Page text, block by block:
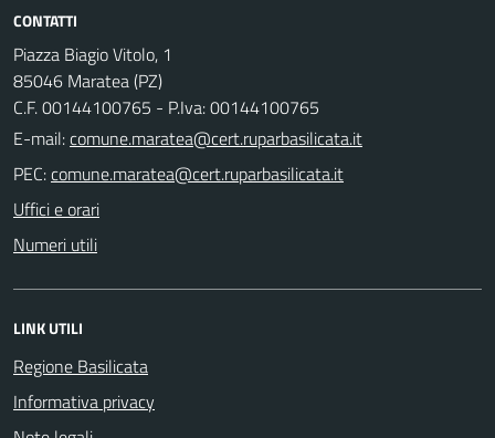
CONTATTI
Piazza Biagio Vitolo, 1
85046 Maratea (PZ)
C.F. 00144100765 - P.Iva: 00144100765
E-mail:
PEC:
Uffici e orari
Numeri utili
LINK UTILI
Regione Basilicata
Informativa privacy